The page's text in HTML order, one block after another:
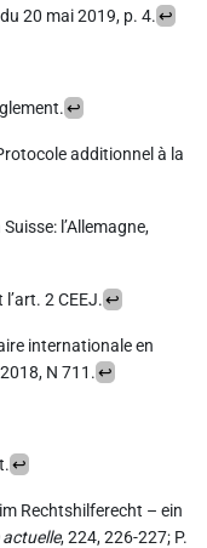
20 mai 2019, p. 4.↩
↩
additionnel à la
l’Allemagne,
2 CEEJ.↩
internationale en
N 711.↩
↩
Rechtshilferecht – ein
, 224, 226-227; P.